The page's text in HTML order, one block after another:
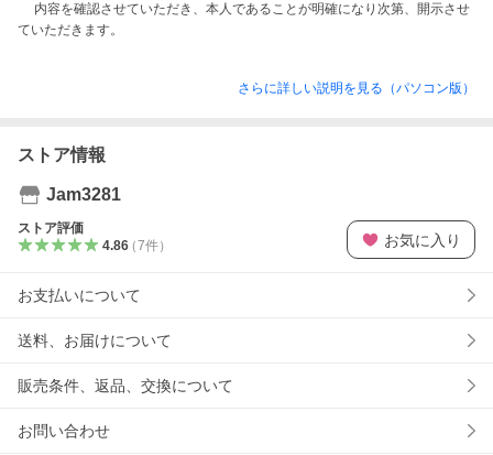
内容を確認させていただき、本人であることが明確になり次第、開示させ
さらに詳しい説明を見る（パソコン版）
ストア情報
Jam3281
ストア評価
4.86（7件） お気に入り
お支払いについて
送料、お届けについて
販売条件、返品、交換について
お問い合わせ